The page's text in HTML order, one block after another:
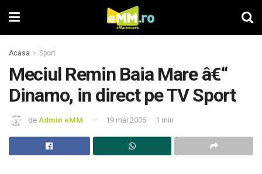
Acasa Sport
Meciul Remin Baia Mare â€“
Dinamo, in direct pe TV Sport
de Admin eMM 19 mai 2006 1 min